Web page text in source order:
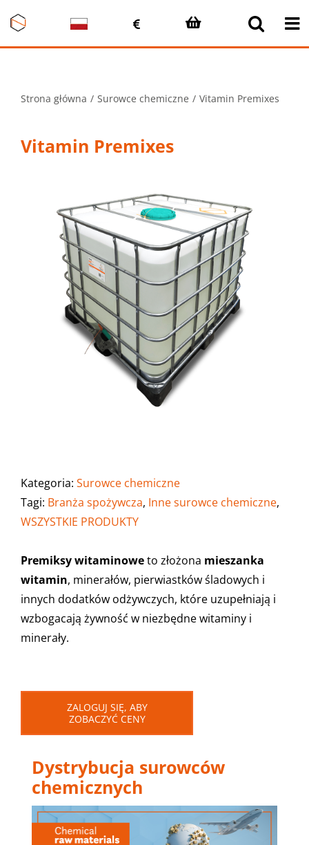
do
zawartości
Strona główna Surowce chemiczne Vitamin Premixes
Vitamin Premixes
Kategoria: Surowce chemiczne
Tagi: Branża spożywcza, Inne surowce chemiczne,
WSZYSTKIE PRODUKTY
Premiksy witaminoweto złożona mieszanka
witamin, minerałów, pierwiastków śladowych i
innych dodatków odżywczych, które uzupełniają i
wzbogacają żywność w niezbędne witaminy i
minerały.
ZALOGUJ SIĘ, ABY
ZOBACZYĆ CENY
Dystrybucja surowców
chemicznych